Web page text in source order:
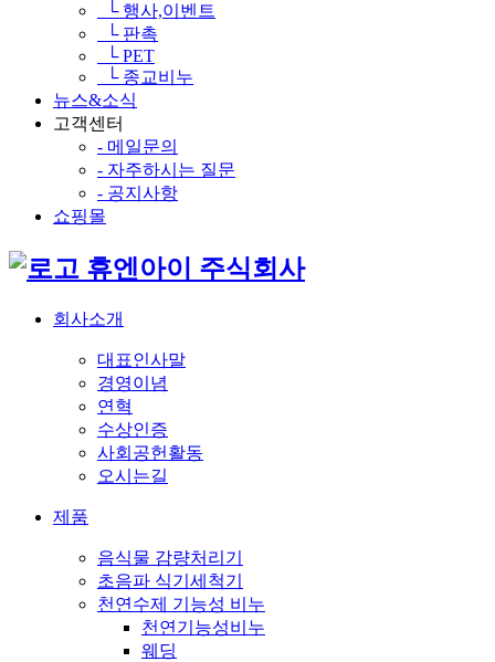
└ 행사,이벤트
└ 판촉
└ PET
└ 종교비누
뉴스&소식
고객센터
- 메일문의
- 자주하시는 질문
- 공지사항
쇼핑몰
휴엔아이 주식회사
회사소개
대표인사말
경영이념
연혁
수상인증
사회공헌활동
오시는길
제품
음식물 감량처리기
초음파 식기세척기
천연수제 기능성 비누
천연기능성비누
웨딩